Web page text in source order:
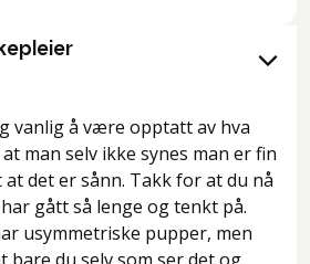
vanlig å være opptatt av hva
man selv ikke synes man er fin
det er sånn. Takk for at du nå
gått så lenge og tenkt på.
usymmetriske pupper, men